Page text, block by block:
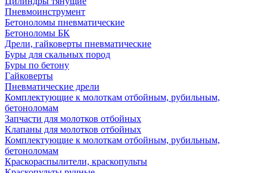
Пневмоинструмент
Бетоноломы пневматические
Бетоноломы БК
Дрели, гайковерты пневматические
Буры для скальных пород
Буры по бетону
Гайковерты
Пневматические дрели
Комплектующие к молоткам отбойным, рубильным,
бетоноломам
Запчасти для молотков отбойных
Клапаны для молотков отбойных
Комплектующие к молоткам отбойным, рубильным,
бетоноломам
Краскораспылители, краскопульты